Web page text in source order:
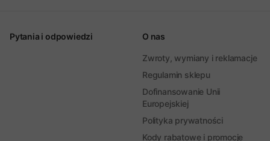
Pytania i odpowiedzi O nas
Zwroty, wymiany i reklamacje
Regulamin sklepu
Dofinansowanie Unii
Europejskiej
Polityka prywatności
Kody rabatowe i promocje